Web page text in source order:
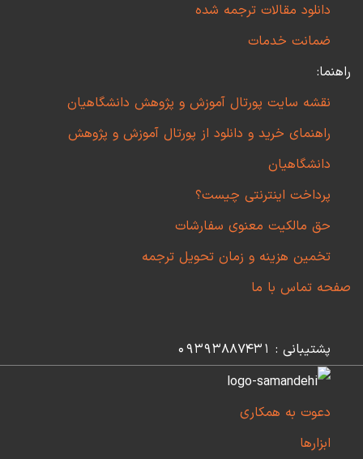
دانلود مقالات ترجمه شده
ضمانت خدمات
راهنما:
نقشه سایت پورتال آموزش و پژوهش دانشگاهیان
راهنمای خرید و دانلود از پورتال آموزش و پژوهش
دانشگاهیان
پرداخت اینترنتی چیست؟
حق مالکیت معنوی سفارشات
تخمین هزینه و زمان تحویل ترجمه
صفحه تماس با ما
پشتیبانی : 09393887431
دعوت به همکاری
ابزارها